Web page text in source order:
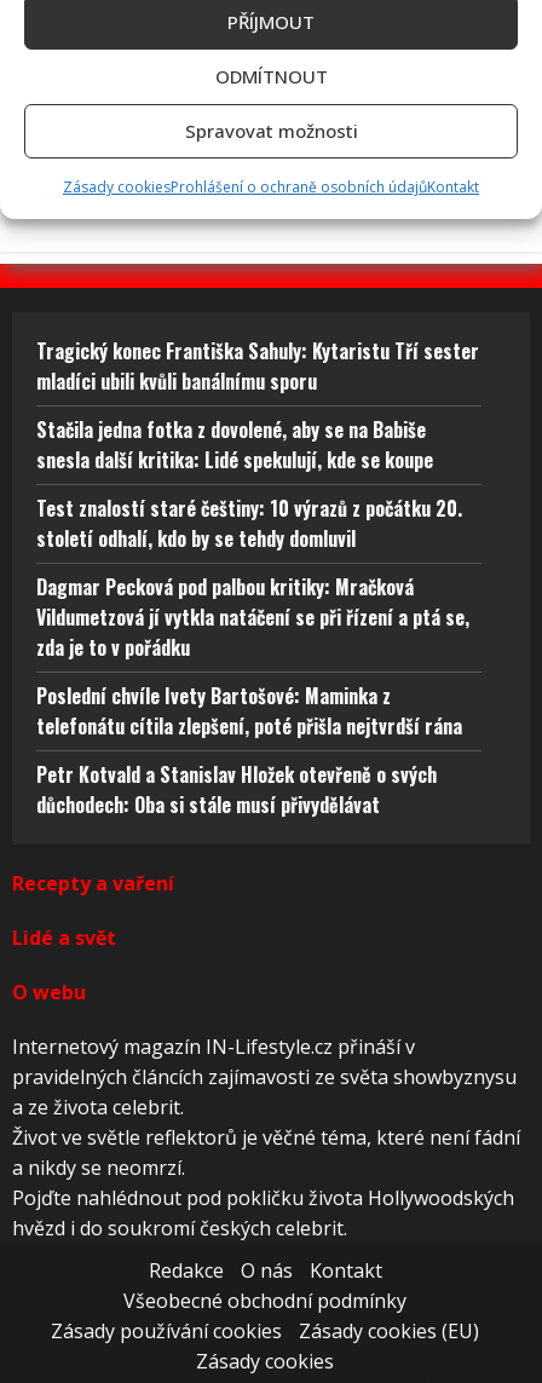
PŘÍJMOUT
ODMÍTNOUT
Spravovat možnosti
Zásady cookiesProhlášení o ochraně osobních údajůKontakt
Poslední chvíle Ivety Bartošové: Maminka z telefonátu
cítila zlepšení, poté přišla nejtvrdší rána
Tragický konec Františka Sahuly: Kytaristu Tří sester
mladíci ubili kvůli banálnímu sporu
Stačila jedna fotka z dovolené, aby se na Babiše
snesla další kritika: Lidé spekulují, kde se koupe
Test znalostí staré češtiny: 10 výrazů z počátku 20.
století odhalí, kdo by se tehdy domluvil
Dagmar Pecková pod palbou kritiky: Mračková
Vildumetzová jí vytkla natáčení se při řízení a ptá se,
zda je to v pořádku
Poslední chvíle Ivety Bartošové: Maminka z
telefonátu cítila zlepšení, poté přišla nejtvrdší rána
Petr Kotvald a Stanislav Hložek otevřeně o svých
důchodech: Oba si stále musí přivydělávat
Recepty a vaření
Lidé a svět
O webu
Internetový magazín IN-Lifestyle.cz přináší v
pravidelných článcích zajímavosti ze světa showbyznysu
a ze života celebrit.
Život ve světle reflektorů je věčné téma, které není fádní
a nikdy se neomrzí.
Pojďte nahlédnout pod pokličku života Hollywoodských
hvězd i do soukromí českých celebrit.
Redakce
O nás
Kontakt
Všeobecné obchodní podmínky
Zásady používání cookies
Zásady cookies (EU)
Zásady cookies